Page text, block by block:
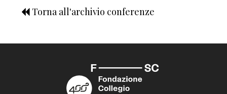
Torna all'archivio conferenze